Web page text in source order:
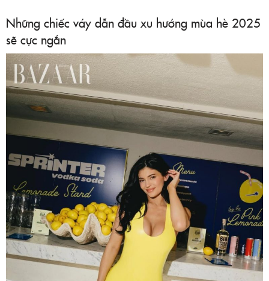
Những chiếc váy dẫn đầu xu hướng mùa hè 2025
sẽ cực ngắn